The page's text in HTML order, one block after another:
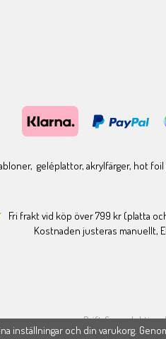
geléplattor, akrylfärger, hot
Fri frakt vid köp över 799 kr (platta
Kostnaden justeras manuellt,
Drift & produktion:
inställningar och din varukorg.